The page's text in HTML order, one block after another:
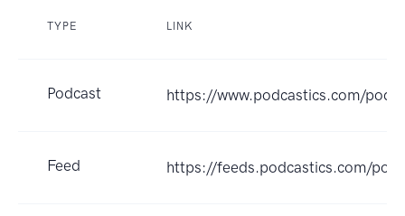
TYPE LINK
Podcast https://www.podcastics.com/
Feed https://feeds.podcastics.com/